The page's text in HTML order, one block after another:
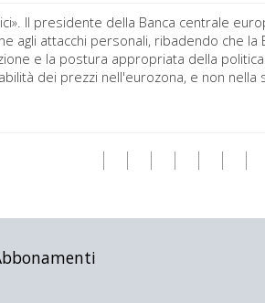
Il presidente della Banca centrale
agli attacchi personali, ribadendo che
e la postura appropriata della
dei prezzi nell'eurozona, e non